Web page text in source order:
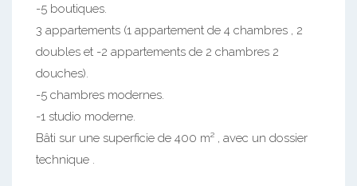
-5 boutiques.
3 appartements (1 appartement de 4 chambres , 2
doubles et -2 appartements de 2 chambres 2
douches).
-5 chambres modernes.
-1 studio moderne.
Bâti sur une superficie de 400 m² , avec un dossier
technique .